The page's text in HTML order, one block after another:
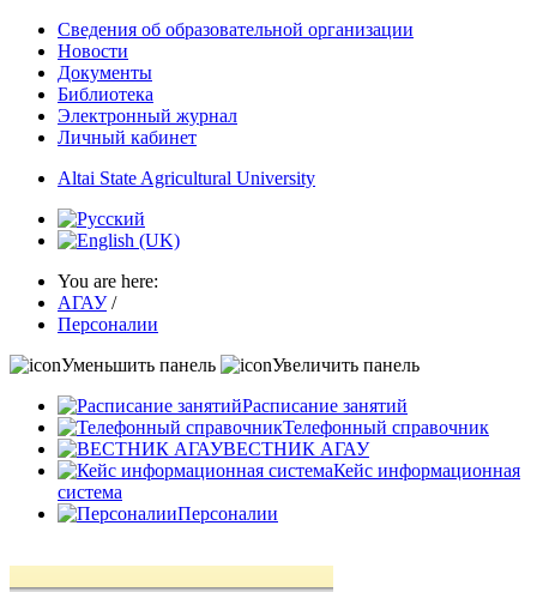
Сведения об образовательной организации
Новости
Документы
Библиотека
Электронный журнал
Личный кабинет
Altai State Agricultural University
You are here:
АГАУ /
Персоналии
Уменьшить панель
Увеличить панель
Расписание занятий
Телефонный справочник
ВЕСТНИК АГАУ
Кейс информационная
система
Персоналии